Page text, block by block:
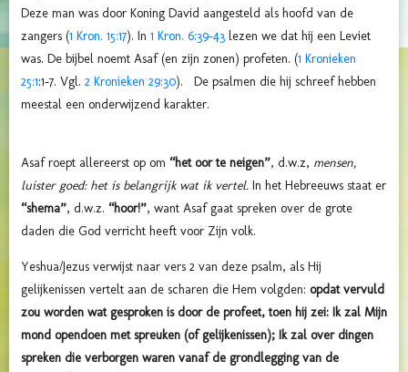
Deze man was door Koning David aangesteld als hoofd van de
zangers (1 Kron. 15:17). In 1 Kron. 6:39-43 lezen we dat hij een Leviet
was. De bijbel noemt Asaf (en zijn zonen) profeten. (1 Kronieken
25:1:1-7. Vgl. 2 Kronieken 29:30). De psalmen die hij schreef hebben
meestal een onderwijzend karakter.
Asaf roept allereerst op om “het oor te neigen”, d.w.z, mensen,
luister goed: het is belangrijk wat ik vertel. In het Hebreeuws staat er
“shema”, d.w.z. “hoor!”, want Asaf gaat spreken over de grote
daden die God verricht heeft voor Zijn volk.
Yeshua/Jezus verwijst naar vers 2 van deze psalm, als Hij
gelijkenissen vertelt aan de scharen die Hem volgden: opdat vervuld
zou worden wat gesproken is door de profeet, toen hij zei: Ik zal Mijn
mond opendoen met spreuken (of gelijkenissen); Ik zal over dingen
spreken die verborgen waren vanaf de grondlegging van de